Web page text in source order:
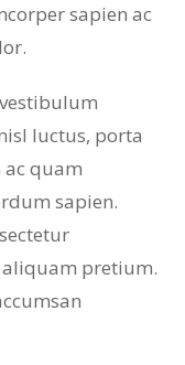
sapien ac
luctus, porta
quam
sapien.
pretium.